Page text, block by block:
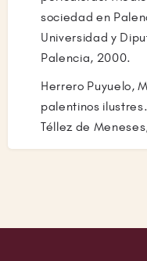
sociedad en
Universidad y
Palencia, 2000.
Herrero Puyuelo,
palentinos
Téllez de